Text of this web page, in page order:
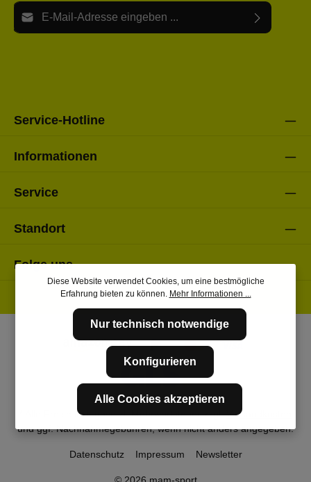
E-Mail-Adresse*
Service-Hotline
Informationen
Service
Standort
Folge uns
* Alle Preise inkl. gesetzl. Mehrwertsteuer zzgl.Versandkosten
und ggf. Nachnahmegebühren, wenn nicht anders angegeben.
Datenschutz Impressum Newsletter
Diese Website verwendet Cookies, um eine bestmögliche
Erfahrung bieten zu können. Mehr Informationen ...
Nur technisch notwendige
Konfigurieren
Alle Cookies akzeptieren